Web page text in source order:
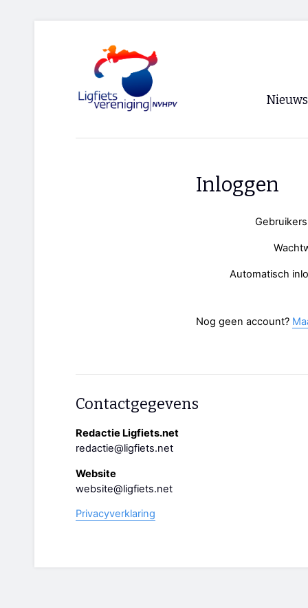
Nieuws
Inloggen
Automatisch
Nog geen account?
Contactgegevens
Redactie Ligfiets.net
redactie@ligfiets.net
Website
website@ligfiets.net
Privacyverklaring